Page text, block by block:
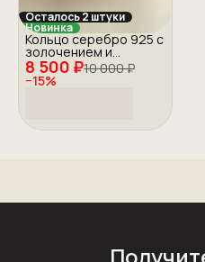
Осталось 2 штуки
Новинка
8 500 ₽10 000 ₽
−15%
Кольцо серебро 925 с
золочением и
цирконом